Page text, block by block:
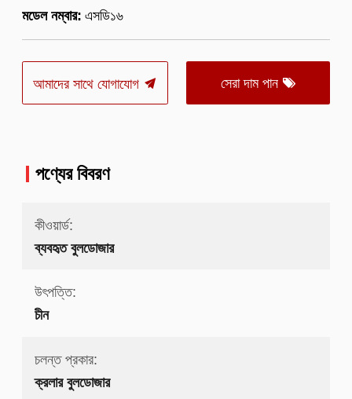
মডেল নম্বার: এসডি১৬
আমাদের সাথে যোগাযোগ সেরা দাম পান
পণ্যের বিবরণ
কীওয়ার্ড:
ব্যবহৃত বুলডোজার
উৎপত্তি:
চীন
চলন্ত প্রকার:
ক্রলার বুলডোজার